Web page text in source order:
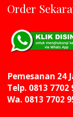
Order
Pemesanan 24
Telp. 0813 7702
Wa. 0813 7702